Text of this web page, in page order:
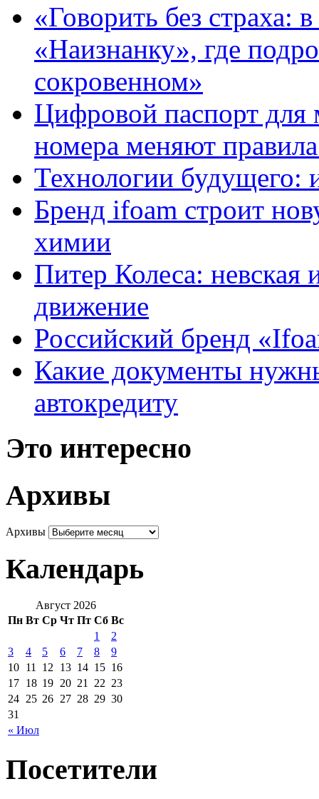
«Говорить без страха:
«Наизнанку», где
сокровенном»
Цифровой паспорт для
номера меняют
Технологии будущего:
Бренд ifoam строит
химии
Питер Колеса: невская
движение
Российский бренд
Какие документы
автокредиту
Это интересно
Архивы
Архивы
Календарь
Август 2026
Пн Вт Ср Чт Пт Сб Вс
« Июл
1
2
3
4 5 6 7 8
9
10 11 12 13 14 15 16
17 18 19 20 21 22 23
24 25 26 27 28 29 30
31
Посетители